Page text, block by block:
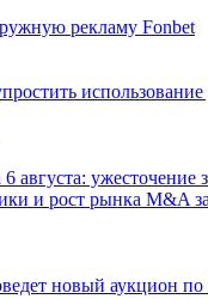
рекламу Fonbet
августа: ужесточение
и рост рынка M&A
новый аукцион по